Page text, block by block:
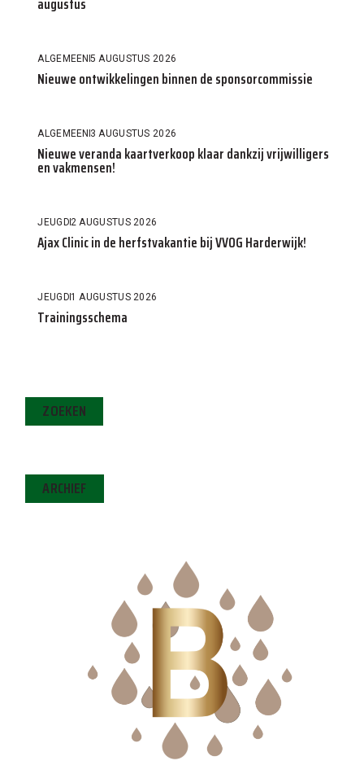
ALGEMEEN5 AUGUSTUS 2026
Nieuwe ontwikkelingen binnen de sponsorcommissie
ALGEMEEN3 AUGUSTUS 2026
Nieuwe veranda kaartverkoop klaar dankzij vrijwilligers
en vakmensen!
JEUGD2 AUGUSTUS 2026
Ajax Clinic in de herfstvakantie bij VVOG Harderwijk!
JEUGD1 AUGUSTUS 2026
Trainingsschema
ZOEKEN
ARCHIEF